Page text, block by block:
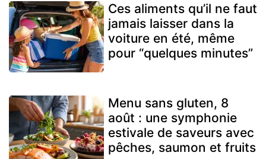
Ces aliments qu’il ne faut
jamais laisser dans la
voiture en été, même
pour “quelques minutes”
Menu sans gluten, 8
août : une symphonie
estivale de saveurs avec
pêches, saumon et fruits